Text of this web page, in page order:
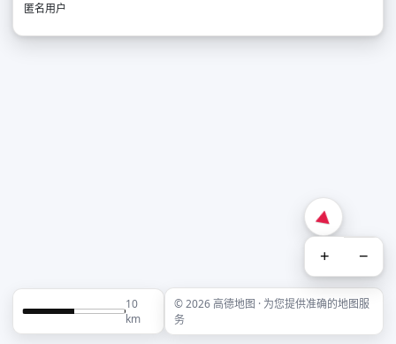
匿名用户
+ −
10
km
© 2026 高德地图 · 为您提供准确的地图服
务